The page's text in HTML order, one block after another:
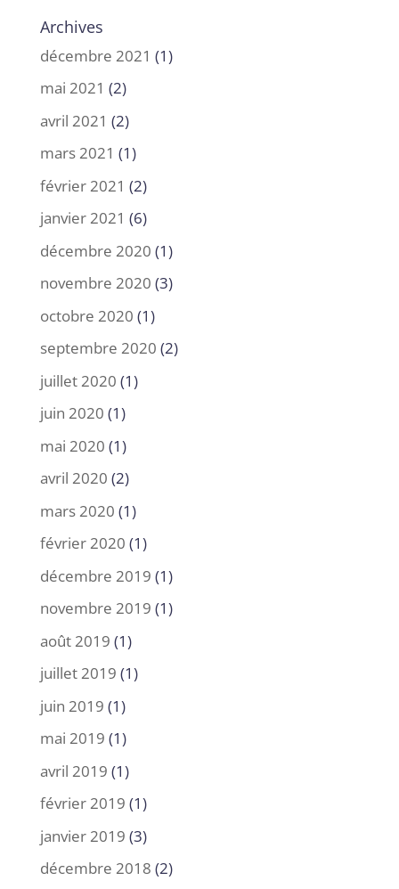
Archives
décembre 2021 (1)
mai 2021 (2)
avril 2021 (2)
mars 2021 (1)
février 2021 (2)
janvier 2021 (6)
décembre 2020 (1)
novembre 2020 (3)
octobre 2020 (1)
septembre 2020 (2)
juillet 2020 (1)
juin 2020 (1)
mai 2020 (1)
avril 2020 (2)
mars 2020 (1)
février 2020 (1)
décembre 2019 (1)
novembre 2019 (1)
août 2019 (1)
juillet 2019 (1)
juin 2019 (1)
mai 2019 (1)
avril 2019 (1)
février 2019 (1)
janvier 2019 (3)
décembre 2018 (2)